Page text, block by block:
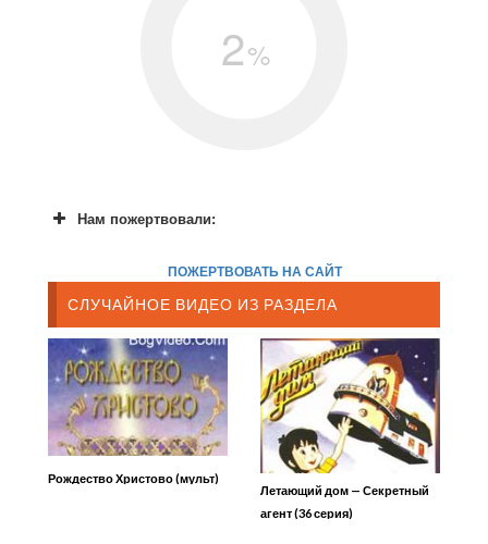
2%
Нам пожертвовали:
ПОЖЕРТВОВАТЬ НА САЙТ
СЛУЧАЙНОЕ ВИДЕО ИЗ РАЗДЕЛА
Рождество Христово (мульт)
Летающий дом — Секретный
агент (36 серия)